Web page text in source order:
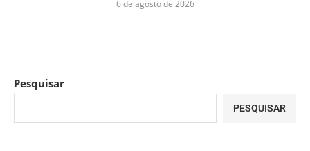
6 de agosto de 2026
Pesquisar
PESQUISAR